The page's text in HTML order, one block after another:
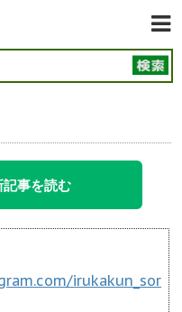
事を読む
irukakun_sor